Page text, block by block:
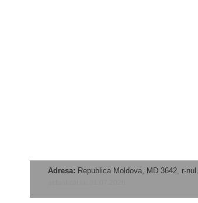
Adresa: Republica Moldova, MD 3642, r-